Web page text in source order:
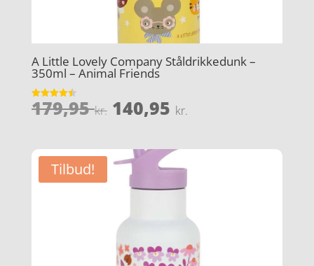
A Little Lovely Company Ståldrikkedunk –
350ml – Animal Friends
Vurderet
4.5
179,95kr. Den
pris
var:
179,95 kr..
140,95 kr.
pris
140,95 kr..
Tilbud!